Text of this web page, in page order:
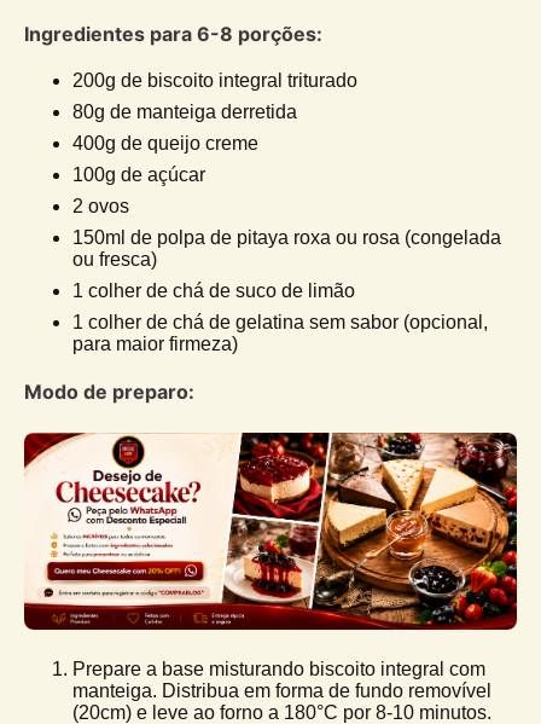
Ingredientes para 6-8 porções:
200g de biscoito integral triturado
80g de manteiga derretida
400g de queijo creme
100g de açúcar
2 ovos
150ml de polpa de pitaya roxa ou rosa (congelada
ou fresca)
1 colher de chá de suco de limão
1 colher de chá de gelatina sem sabor (opcional,
para maior firmeza)
Modo de preparo:
Prepare a base misturando biscoito integral com
manteiga. Distribua em forma de fundo removível
(20cm) e leve ao forno a 180°C por 8-10 minutos.